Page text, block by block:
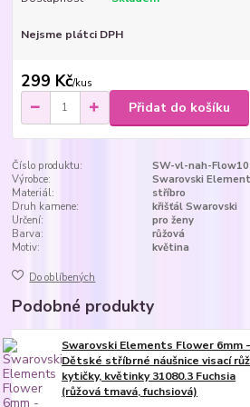
Nejsme plátci DPH
299 Kč/kus
Přidat do košíku
Číslo produktu:
SW-vl-nah-
Výrobce:
Swarovski
Materiál:
stříbro
Druh kamene:
křišťál Swarovski
Určení:
pro ženy
Barva:
růžová
Motiv:
květina
Do oblíbených
Podobné produkty
Swarovski Elements Flower 6mm -
Dětské stříbrné náušnice visací
kytičky, květinky 31080.3 Fuchsia
(růžová tmavá, fuchsiová)